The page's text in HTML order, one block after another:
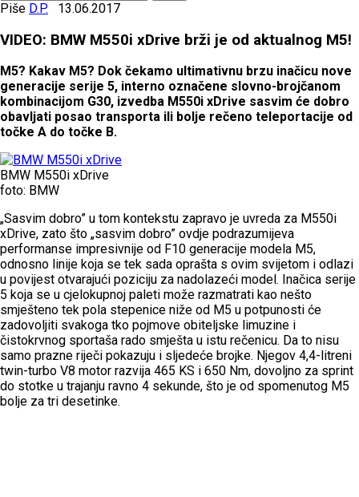
Piše D.P. 13.06.2017
VIDEO: BMW M550i xDrive brži je od aktualnog M5!
M5? Kakav M5? Dok čekamo ultimativnu brzu inačicu nove
generacije serije 5, interno označene slovno-brojčanom
kombinacijom G30, izvedba M550i xDrive sasvim će dobro
obavljati posao transporta ili bolje rečeno teleportacije od
točke A do točke B.
BMW M550i xDrive
foto: BMW
„Sasvim dobro” u tom kontekstu zapravo je uvreda za M550i
xDrive, zato što „sasvim dobro” ovdje podrazumijeva
performanse impresivnije od F10 generacije modela M5,
odnosno linije koja se tek sada oprašta s ovim svijetom i odlazi
u povijest otvarajući poziciju za nadolazeći model. Inačica serije
5 koja se u cjelokupnoj paleti može razmatrati kao nešto
smješteno tek pola stepenice niže od M5 u potpunosti će
zadovoljiti svakoga tko pojmove obiteljske limuzine i
čistokrvnog sportaša rado smješta u istu rečenicu. Da to nisu
samo prazne riječi pokazuju i sljedeće brojke. Njegov 4,4-litreni
twin-turbo V8 motor razvija 465 KS i 650 Nm, dovoljno za sprint
do stotke u trajanju ravno 4 sekunde, što je od spomenutog M5
bolje za tri desetinke.